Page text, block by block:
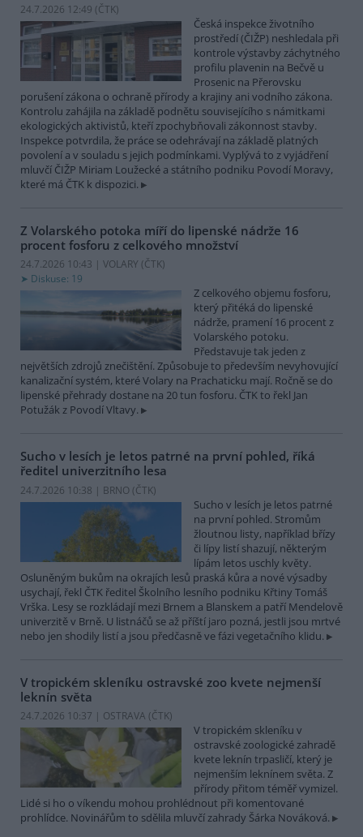
24.7.2026 12:49 (ČTK)
Česká inspekce životního
prostředí (ČIŽP) neshledala při
kontrole výstavby záchytného
profilu plavenin na Bečvě u
Prosenic na Přerovsku
porušení zákona o ochraně přírody a krajiny ani vodního zákona.
Kontrolu zahájila na základě podnětu souvisejícího s námitkami
ekologických aktivistů, kteří zpochybňovali zákonnost stavby.
Inspekce potvrdila, že práce se odehrávají na základě platných
povolení a v souladu s jejich podmínkami. Vyplývá to z vyjádření
mluvčí ČIŽP Miriam Loužecké a státního podniku Povodí Moravy,
které má ČTK k dispozici.
Z Volarského potoka míří do lipenské nádrže 16
procent fosforu z celkového množství
24.7.2026 10:43 | VOLARY (ČTK)
Diskuse: 19
Z celkového objemu fosforu,
který přitéká do lipenské
nádrže, pramení 16 procent z
Volarského potoku.
Představuje tak jeden z
největších zdrojů znečištění. Způsobuje to především nevyhovující
kanalizační systém, které Volary na Prachaticku mají. Ročně se do
lipenské přehrady dostane na 20 tun fosforu. ČTK to řekl Jan
Potužák z Povodí Vltavy.
Sucho v lesích je letos patrné na první pohled, říká
ředitel univerzitního lesa
24.7.2026 10:38 | BRNO (ČTK)
Sucho v lesích je letos patrné
na první pohled. Stromům
žloutnou listy, například břízy
či lípy listí shazují, některým
lípám letos uschly květy.
Osluněným bukům na okrajích lesů praská kůra a nové výsadby
usychají, řekl ČTK ředitel Školního lesního podniku Křtiny Tomáš
Vrška. Lesy se rozkládají mezi Brnem a Blanskem a patří Mendelově
univerzitě v Brně. U listnáčů se až příští jaro pozná, jestli jsou mrtvé
nebo jen shodily listí a jsou předčasně ve fázi vegetačního klidu.
V tropickém skleníku ostravské zoo kvete nejmenší
leknín světa
24.7.2026 10:37 | OSTRAVA (ČTK)
V tropickém skleníku v
ostravské zoologické zahradě
kvete leknín trpasličí, který je
nejmenším leknínem světa. Z
přírody přitom téměř vymizel.
Lidé si ho o víkendu mohou prohlédnout při komentované
prohlídce. Novinářům to sdělila mluvčí zahrady Šárka Nováková.